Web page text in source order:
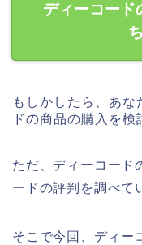
ディーコード
もしかしたら、あ
ドの商品の購入を検
ただ、ディーコード
ードの評判を調べて
そこで今回、ディー